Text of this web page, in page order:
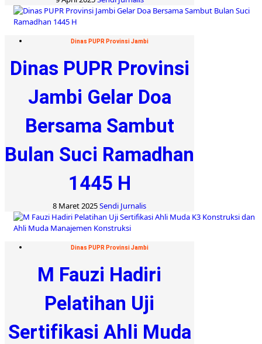
Dinas PUPR Provinsi Jambi
Dinas PUPR Provinsi
Jambi Gelar Doa
Bersama Sambut
Bulan Suci Ramadhan
1445 H
8 Maret 2025Sendi Jurnalis
Dinas PUPR Provinsi Jambi
M Fauzi Hadiri
Pelatihan Uji
Sertifikasi Ahli Muda